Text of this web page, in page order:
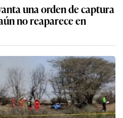
una orden de captura
no reaparece en